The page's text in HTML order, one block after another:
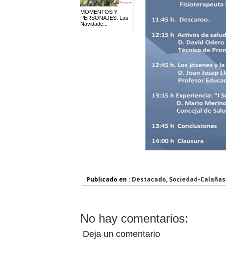
MOMENTOS Y
PERSONAJES: Las
Navidade...
Publicado en : Destacado, Sociedad-Calañas
No hay comentarios:
Deja un comentario